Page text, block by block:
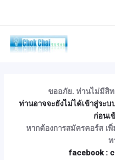
ขออภัย. ท่านไม่มีสิ
ท่านอาจจะยังไม่ได้เข้าสู่ระ
ก่อนเ
หากต้องการสมัครคอร์ส เ
ท
facebook :